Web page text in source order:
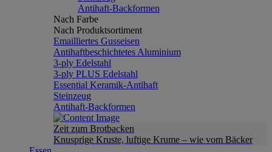
Antihaft-Backformen
Nach Farbe
Nach Produktsortiment
Emailliertes Gusseisen
Antihaftbeschichtetes Aluminium
3-ply Edelstahl
3-ply PLUS Edelstahl
Essential Keramik-Antihaft
Steinzeug
Antihaft-Backformen
Zeit zum Brotbacken
Knusprige Kruste, luftige Krume – wie vom Bäcker